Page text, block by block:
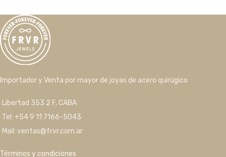
Importador y Venta por mayor de joyas de acero quirúgico
Libertad 353 2 F, CABA
Tel: +54 9 11 7166-5043
Mail: ventas@frvr.com.ar
Términos y condiciones